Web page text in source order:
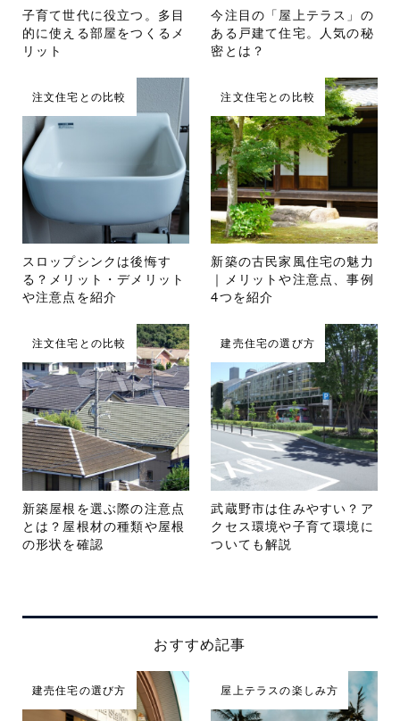
子育て世代に役立つ。多目
的に使える部屋をつくるメ
リット
今注目の「屋上テラス」の
ある戸建て住宅。人気の秘
密とは？
注文住宅との比較
スロップシンクは後悔す
る？メリット・デメリット
や注意点を紹介
注文住宅との比較
新築の古民家風住宅の魅力
｜メリットや注意点、事例
4つを紹介
注文住宅との比較
新築屋根を選ぶ際の注意点
とは？屋根材の種類や屋根
の形状を確認
建売住宅の選び方
武蔵野市は住みやすい？ア
クセス環境や子育て環境に
ついても解説
おすすめ記事
建売住宅の選び方 屋上テラスの楽しみ方